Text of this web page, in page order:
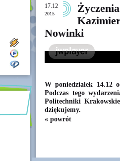
17.12
2015
Nowinki
W poniedziałek
Podczas tego
Politechniki
dziękujemy.
« powrót